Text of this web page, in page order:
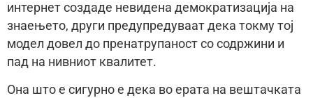
интернет создаде невидена демократизација на
знаењето, други предупредуваат дека токму тој
модел довел до пренатрупаност со содржини и
пад на нивниот квалитет.
Она што е сигурно е дека во ерата на вештачката